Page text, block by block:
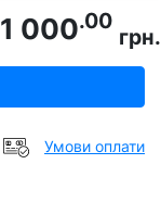
1 000.00
грн.
Умови оплати